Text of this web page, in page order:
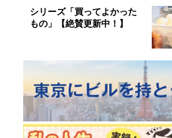
シリーズ「買ってよかった
もの」【絶賛更新中！】